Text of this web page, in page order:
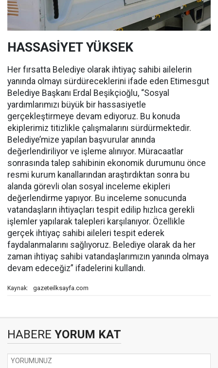
HASSASİYET YÜKSEK
Her fırsatta Belediye olarak ihtiyaç sahibi ailelerin
yanında olmayı sürdüreceklerini ifade eden Etimesgut
Belediye Başkanı Erdal Beşikçioğlu, “Sosyal
yardımlarımızı büyük bir hassasiyetle
gerçekleştirmeye devam ediyoruz. Bu konuda
ekiplerimiz titizlikle çalışmalarını sürdürmektedir.
Belediye’mize yapılan başvurular anında
değerlendiriliyor ve işleme alınıyor. Müracaatlar
sonrasında talep sahibinin ekonomik durumunu önce
resmi kurum kanallarından araştırdıktan sonra bu
alanda görevli olan sosyal inceleme ekipleri
değerlendirme yapıyor. Bu inceleme sonucunda
vatandaşların ihtiyaçları tespit edilip hızlıca gerekli
işlemler yapılarak talepleri karşılanıyor. Özellikle
gerçek ihtiyaç sahibi aileleri tespit ederek
faydalanmalarını sağlıyoruz. Belediye olarak da her
zaman ihtiyaç sahibi vatandaşlarımızın yanında olmaya
devam edeceğiz” ifadelerini kullandı.
Kaynak: gazeteilksayfa.com
HABERE YORUM KAT